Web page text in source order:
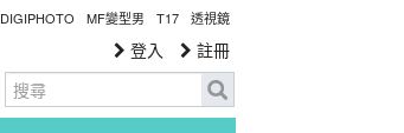
DIGIPHOTO MF變型男 T17 透視鏡
登入 註冊